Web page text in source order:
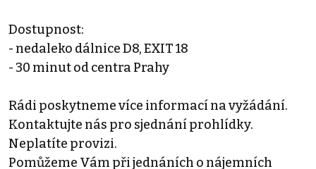
Dostupnost:
- nedaleko dálnice D8, EXIT 18
- 30 minut od centra Prahy
Rádi poskytneme více informací na vyžádání.
Kontaktujte nás pro sjednání prohlídky.
Neplatíte provizi.
Pomůžeme Vám při jednáních o nájemních